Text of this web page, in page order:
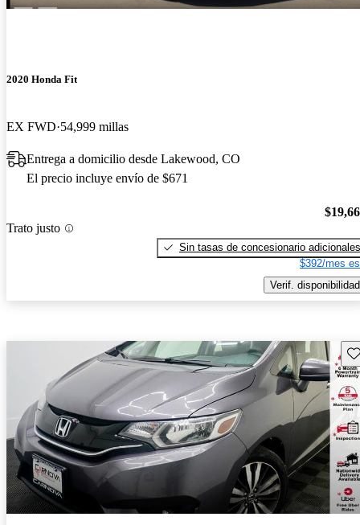
2020 Honda Fit
EX FWD 54,999 millas
Entrega a domicilio desde Lakewood, CO
El precio incluye envío de $671
Trato justo
Sin tasas de concesionario adicionales
$392/mes
Verif. disponibilidad